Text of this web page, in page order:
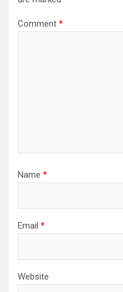
Comment *
Name *
Email *
Website